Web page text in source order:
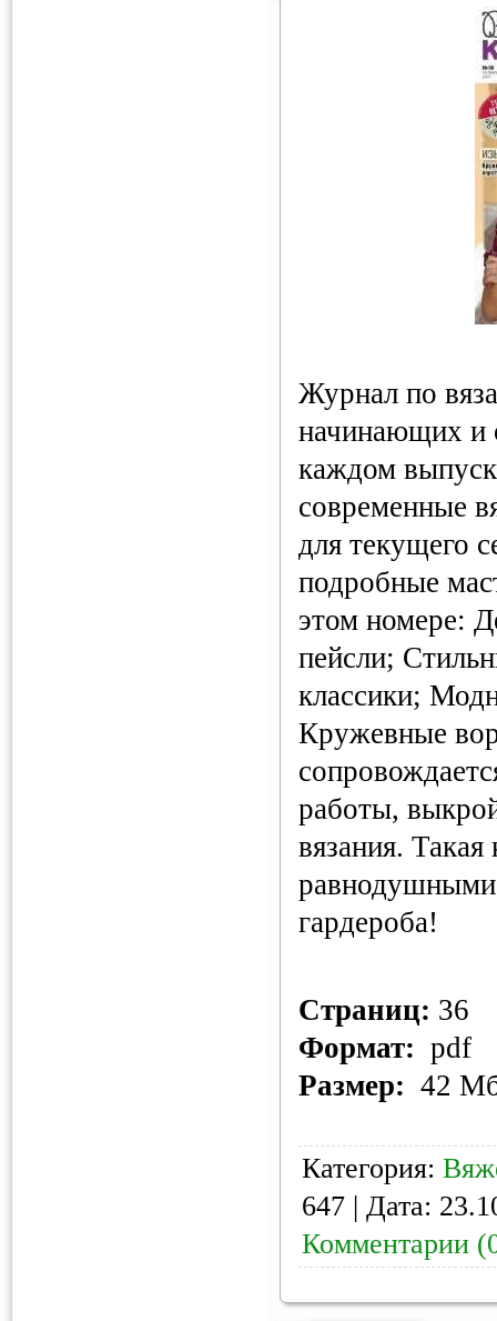
Журнал по
начинающих и
каждом
современные
для текущего
подробные
этом номере:
пейсли;
классики;
Кружевные
работы,
вязания. Такая
равнодушными
гардероба!
Страниц: 36
Формат: pdf
Размер: 42
Категория:
647 | Дата:
Комментарии